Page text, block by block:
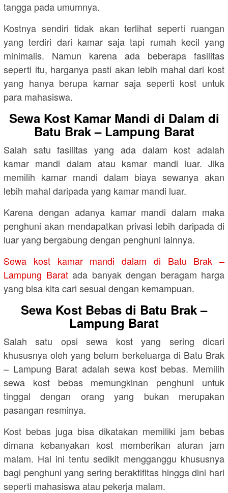
tangga pada umumnya.
Kostnya sendiri tidak akan terlihat seperti ruangan
yang terdiri dari kamar saja tapi rumah kecil yang
minimalis. Namun karena ada beberapa fasilitas
seperti itu, harganya pasti akan lebih mahal dari kost
yang hanya berupa kamar saja seperti kost untuk
para mahasiswa.
Sewa Kost Kamar Mandi di Dalam di
Batu Brak – Lampung Barat
Salah satu fasilitas yang ada dalam kost adalah
kamar mandi dalam atau kamar mandi luar. Jika
memilih kamar mandi dalam biaya sewanya akan
lebih mahal daripada yang kamar mandi luar.
Karena dengan adanya kamar mandi dalam maka
penghuni akan mendapatkan privasi lebih daripada di
luar yang bergabung dengan penghuni lainnya.
Sewa kost kamar mandi dalam di Batu Brak –
Lampung Baratada banyak dengan beragam harga
yang bisa kita cari sesuai dengan kemampuan.
Sewa Kost Bebas di Batu Brak –
Lampung Barat
Salah satu opsi sewa kost yang sering dicari
khususnya oleh yang belum berkeluarga di Batu Brak
– Lampung Barat adalah sewa kost bebas. Memilih
sewa kost bebas memungkinan penghuni untuk
tinggal dengan orang yang bukan merupakan
pasangan resminya.
Kost bebas juga bisa dikatakan memiliki jam bebas
dimana kebanyakan kost memberikan aturan jam
malam. Hal ini tentu sedikit mengganggu khususnya
bagi penghuni yang sering beraktifitas hingga dini hari
seperti mahasiswa atau pekerja malam.